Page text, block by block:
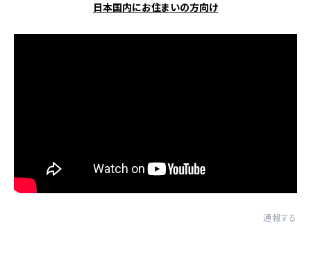
日本国内にお住まいの方向け
通報する